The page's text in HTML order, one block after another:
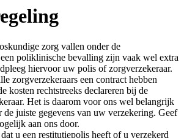
zorg vallen onder de
poliklinische bevalling zijn vaak wel extra
hiervoor uw polis of zorgverzekeraar.
zorgverzekeraars een contract hebben
kosten rechtstreeks declareren bij de
Het is daarom voor ons wel belangrijk
de juiste gegevens van uw verzekering. Geef
aan ons door.
u een restitutiepolis heeft of u verzekerd